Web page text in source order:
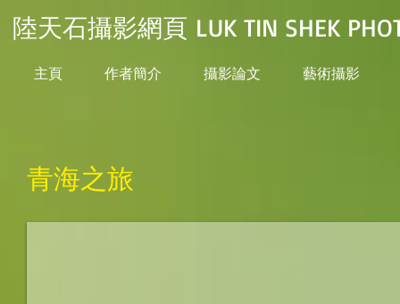
陸天石攝影網頁 LUK TIN SHEK
主頁 作者簡介 攝影論文 藝術攝影
青海之旅